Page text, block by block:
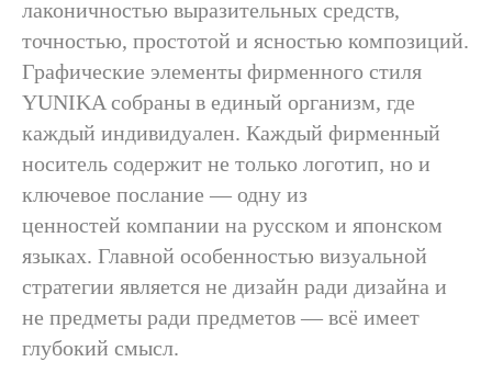
лаконичностью выразительных средств,
точностью, простотой и ясностью композиций.
Графические элементы фирменного стиля
YUNIKA собраны в единый организм, где
каждый индивидуален. Каждый фирменный
носитель содержит не только логотип, но и
ключевое послание — одну из
ценностей компании на русском и японском
языках. Главной особенностью визуальной
стратегии является не дизайн ради дизайна и
не предметы ради предметов — всё имеет
глубокий смысл.